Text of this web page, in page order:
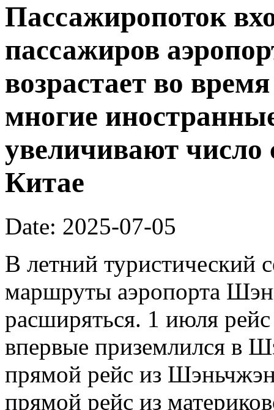
Пассажиропоток
пассажиров
возрастает во
многие
увеличивают
Китае
Date: 2025-07-05
В летний туристический
маршруты аэропорта
расширяться. 1 июля
впервые приземлился в
прямой рейс из
прямой рейс из